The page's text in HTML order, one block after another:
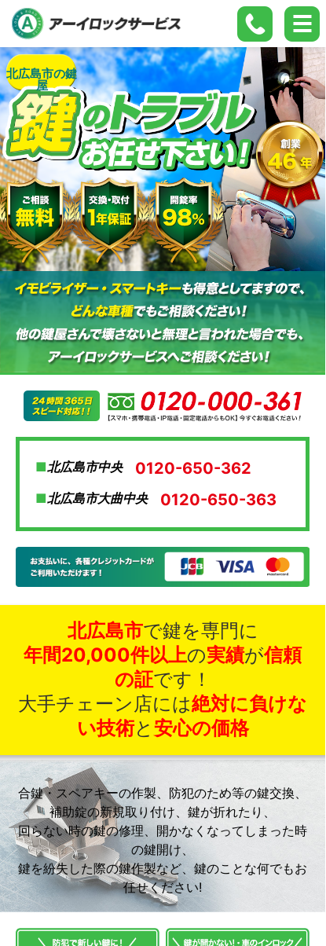
北広島市の鍵
屋
北広島市中央 0120-650-362
北広島市大曲中央 0120-650-363
北広島市で鍵を専門に
年間20,000件以上の実績が信頼
の証です！
大手チェーン店には絶対に負けな
い技術と 安心の価格
合鍵・スペアキーの作製、防犯のため等の鍵交換、
補助錠の新規取り付け、鍵が折れたり、
回らない時の鍵の修理、開かなくなってしまった時
の鍵開け、
鍵を紛失した際の鍵作製など、鍵のことな何でもお
任せください!